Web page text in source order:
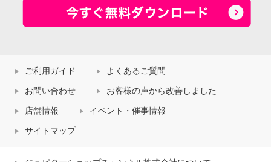
ご利用ガイド よくあるご質問
お問い合わせ お客様の声から改善しました
店舗情報 イベント・催事情報
サイトマップ